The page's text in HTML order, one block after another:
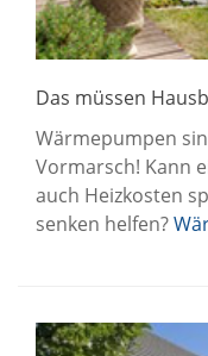
Das müssen
Wärmepumpen
Vormarsch! Kann
auch Heizkosten
senken helfen?